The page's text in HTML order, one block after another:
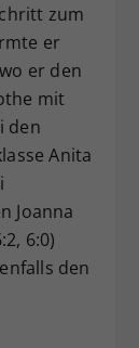
zum
er
er den
mit
den
Anita
Joanna
6:0)
den